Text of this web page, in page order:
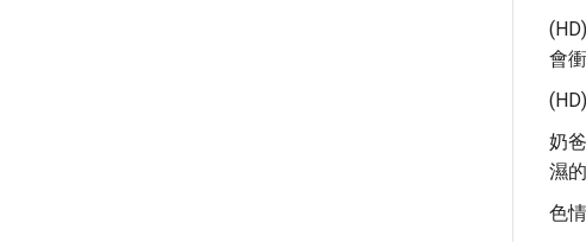
會
奶
濕
色